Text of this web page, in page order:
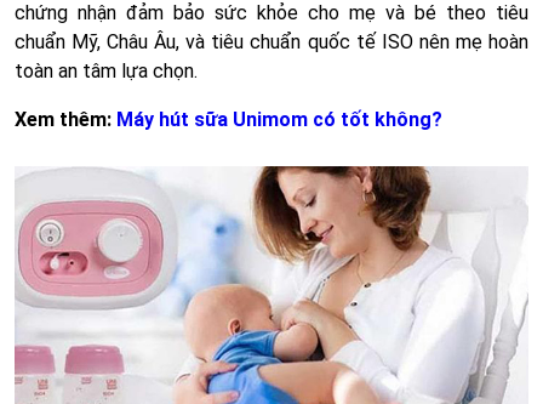
chứng nhận đảm bảo sức khỏe cho mẹ và bé theo tiêu
chuẩn Mỹ, Châu Âu, và tiêu chuẩn quốc tế ISO nên mẹ hoàn
toàn an tâm lựa chọn.
Xem thêm: Máy hút sữa Unimom có tốt không?